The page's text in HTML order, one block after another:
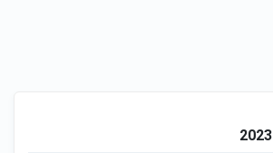
2023